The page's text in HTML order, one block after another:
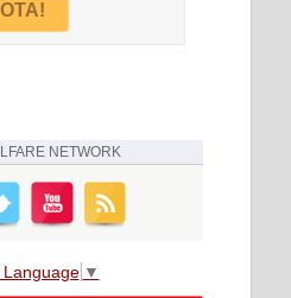
NETWORK
Language ▼